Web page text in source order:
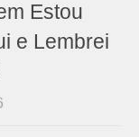
Estou
e Lembrei